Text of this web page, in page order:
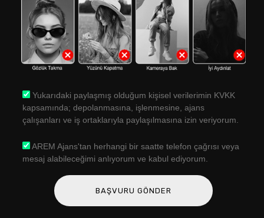
Yukarıdaki paylaşmış olduğum kişisel verilerimin KVKK
kapsamında; depolanmasına, işlenmesine, ajans
çalışanları ve iş ortaklarıyla paylaşılmasına izin veriyorum.
AREM Ajans'tan herhangi bir saatte telefon çağrısı veya
mesaj alabileceğimi anlıyorum ve kabul ediyorum.